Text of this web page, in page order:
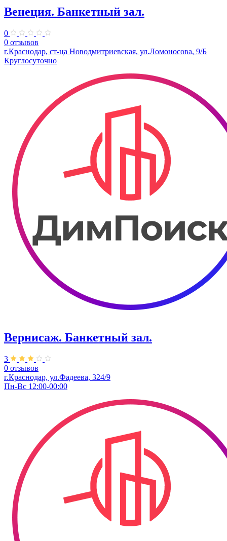
Венеция. Банкетный зал.
0
0 отзывов
г.Краснодар, ст-ца Новодмитриевская, ул.Ломоносова, 9/Б
Круглосуточно
Вернисаж. Банкетный зал.
3
0 отзывов
г.Краснодар, ул.Фадеева, 324/9
Пн-Вс 12:00-00:00